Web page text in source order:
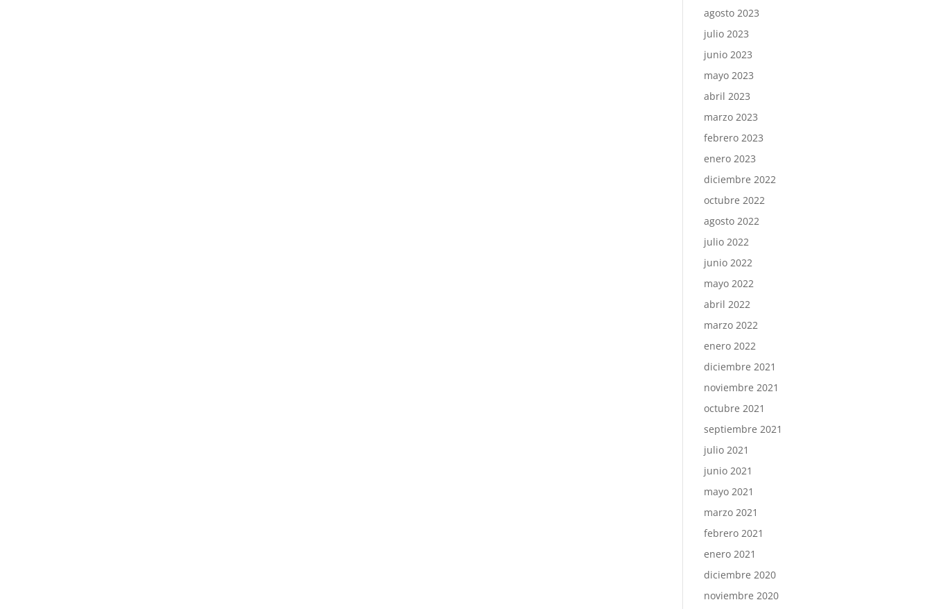
agosto 2023
julio 2023
junio 2023
mayo 2023
abril 2023
marzo 2023
febrero 2023
enero 2023
diciembre 2022
octubre 2022
agosto 2022
julio 2022
junio 2022
mayo 2022
abril 2022
marzo 2022
enero 2022
diciembre 2021
noviembre 2021
octubre 2021
septiembre 2021
julio 2021
junio 2021
mayo 2021
marzo 2021
febrero 2021
enero 2021
diciembre 2020
noviembre 2020